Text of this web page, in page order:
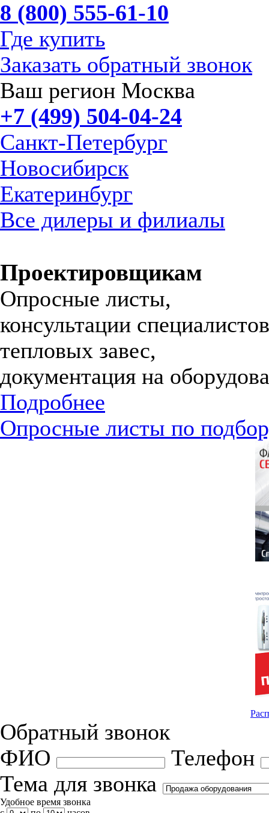
8 (800) 555-61-10
Где купить
Заказать обратный звонок
Ваш регион Москва
+7 (499) 504-04-24
Санкт-Петербург
Новосибирск
Екатеринбург
Все дилеры и филиалы
Проектировщикам
Опросные листы,
консультации
тепловых завес,
документация на
Подробнее
Опросные листы по
Обратный звонок
ФИО
Телефон
Тема для звонка
Удобное время звонка